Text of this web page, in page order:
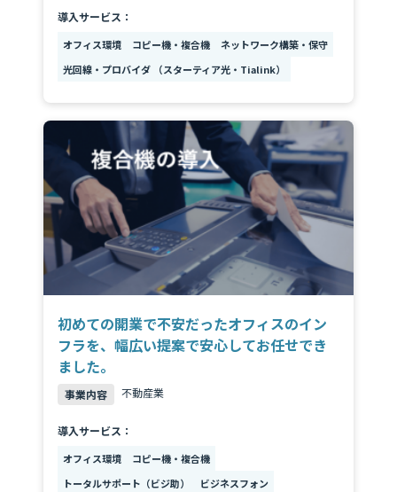
導入サービス：
オフィス環境 コピー機・複合機
ネットワーク構築・保守
光回線・プロバイダ （スターティア光・Tialink）
初めての開業で不安だったオフィスのイン
フラを、幅広い提案で安心してお任せでき
ました。
事業内容 不動産業
導入サービス：
オフィス環境
コピー機・複合機
トータルサポート（ビジ助）
ビジネスフォン